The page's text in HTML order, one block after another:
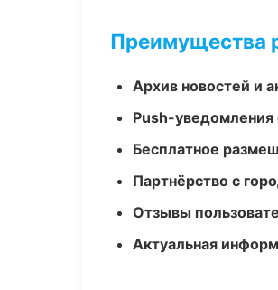
Преимущества
Архив новостей и
Push-
Бесплатное
Партнёрство с
Отзывы
Актуальная